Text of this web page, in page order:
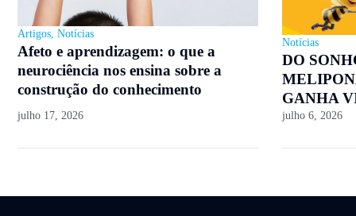
Artigos Notícias
Afeto e aprendizagem: o que a
neurociência nos ensina sobre a
construção do conhecimento
julho 17, 2026
Notícias
DO
GANHA
julho 6, 2026